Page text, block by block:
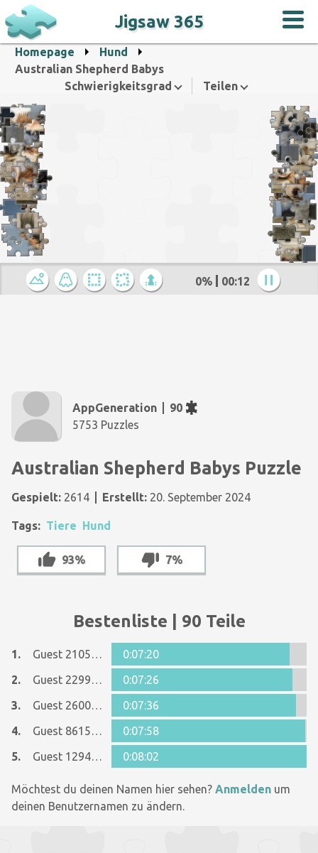
Jigsaw 365
Homepage
Hund
Australian Shepherd Babys
Schwierigkeitsgrad
Teilen
0% 00:12
AppGeneration
90
5753 Puzzles
Australian Shepherd Babys Puzzle
Gespielt: 2614 Erstellt: 20. September 2024
Tags: Tiere Hund
93% 7%
Bestenliste | 90 Teile
1. Guest 21053273
0:07:20
2.
Guest 22998503
0:07:26
3.
Guest 26005481
0:07:36
4.
Guest 8615090
0:07:58
5.
Guest 12944197 0:08:02
Möchtest du deinen Namen hier sehen? Anmelden um
deinen Benutzernamen zu ändern.